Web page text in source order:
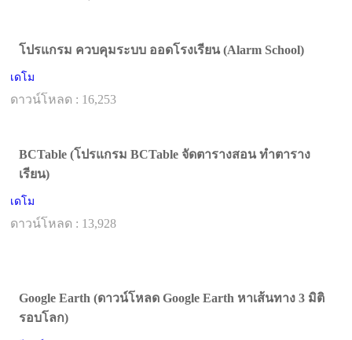
โปรแกรม ควบคุมระบบ ออดโรงเรียน (Alarm School)
เดโม
ดาวน์โหลด : 16,253
BCTable (โปรแกรม BCTable จัดตารางสอน ทำตาราง
เรียน)
เดโม
ดาวน์โหลด : 13,928
Google Earth (ดาวน์โหลด Google Earth หาเส้นทาง 3 มิติ
รอบโลก)